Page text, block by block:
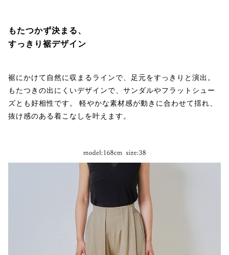
もたつかず決まる、
すっきり裾デザイン
裾にかけて自然に収まるラインで、足元をすっきりと演出。
もたつきの出にくいデザインで、サンダルやフラットシュー
ズとも好相性です。 軽やかな素材感が動きに合わせて揺れ、
抜け感のある着こなしを叶えます。